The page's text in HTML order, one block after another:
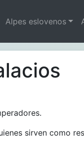
Alpes eslovenos
sirven como